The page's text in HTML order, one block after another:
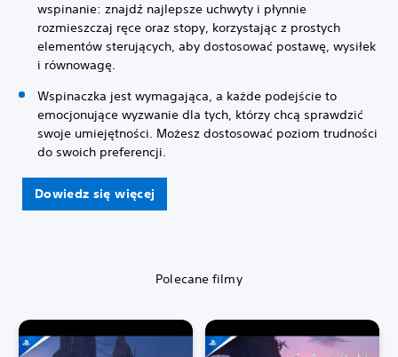
wspinanie: znajdź najlepsze uchwyty i płynnie
rozmieszczaj ręce oraz stopy, korzystając z prostych
elementów sterujących, aby dostosować postawę, wysiłek
i równowagę.
Wspinaczka jest wymagająca, a każde podejście to
emocjonujące wyzwanie dla tych, którzy chcą sprawdzić
swoje umiejętności. Możesz dostosować poziom trudności
do swoich preferencji.
Dowiedz się więcej
Polecane filmy